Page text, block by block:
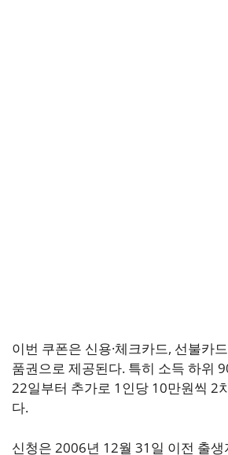
이번 쿠폰은 신용·체크카드, 선불카
품권으로 제공된다. 특히 소득 하위
22일부터 추가로 1인당 10만원씩 2
다.
신청은 2006년 12월 31일 이전 출